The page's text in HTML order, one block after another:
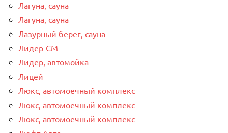
Лагуна, сауна
Лагуна, сауна
Лазурный берег, сауна
Лидер-СМ
Лидер, автомойка
Лицей
Люкс, автомоечный комплекс
Люкс, автомоечный комплекс
Люкс, автомоечный комплекс